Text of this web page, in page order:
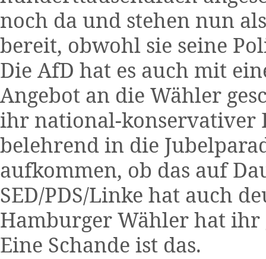
noch da und stehen nun
bereit, obwohl sie seine
Die AfD hat es auch mit
Angebot an die Wähler
ihr national-konservativer
belehrend in die
aufkommen, ob das auf
SED/PDS/Linke hat auch
Hamburger Wähler hat ihr
Eine Schande ist das.